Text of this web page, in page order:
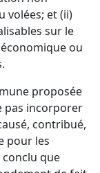
volées; et (ii)
sur le
ou
proposée
pas incorporer
contribué,
pour les
que